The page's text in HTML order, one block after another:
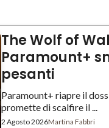
The Wolf of
Paramount+
pesanti
Paramount+ riapre il
promette di scalfire il ...
2 Agosto 2026Martina Fabbri